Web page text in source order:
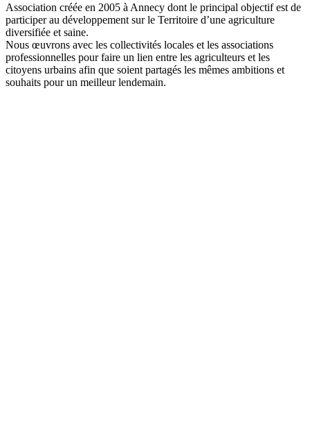
Association créée en 2005 à Annecy dont le principal objectif est de
participer au développement sur le Territoire d’une agriculture
diversifiée et saine.
Nous œuvrons avec les collectivités locales et les associations
professionnelles pour faire un lien entre les agriculteurs et les
citoyens urbains afin que soient partagés les mêmes ambitions et
souhaits pour un meilleur lendemain.